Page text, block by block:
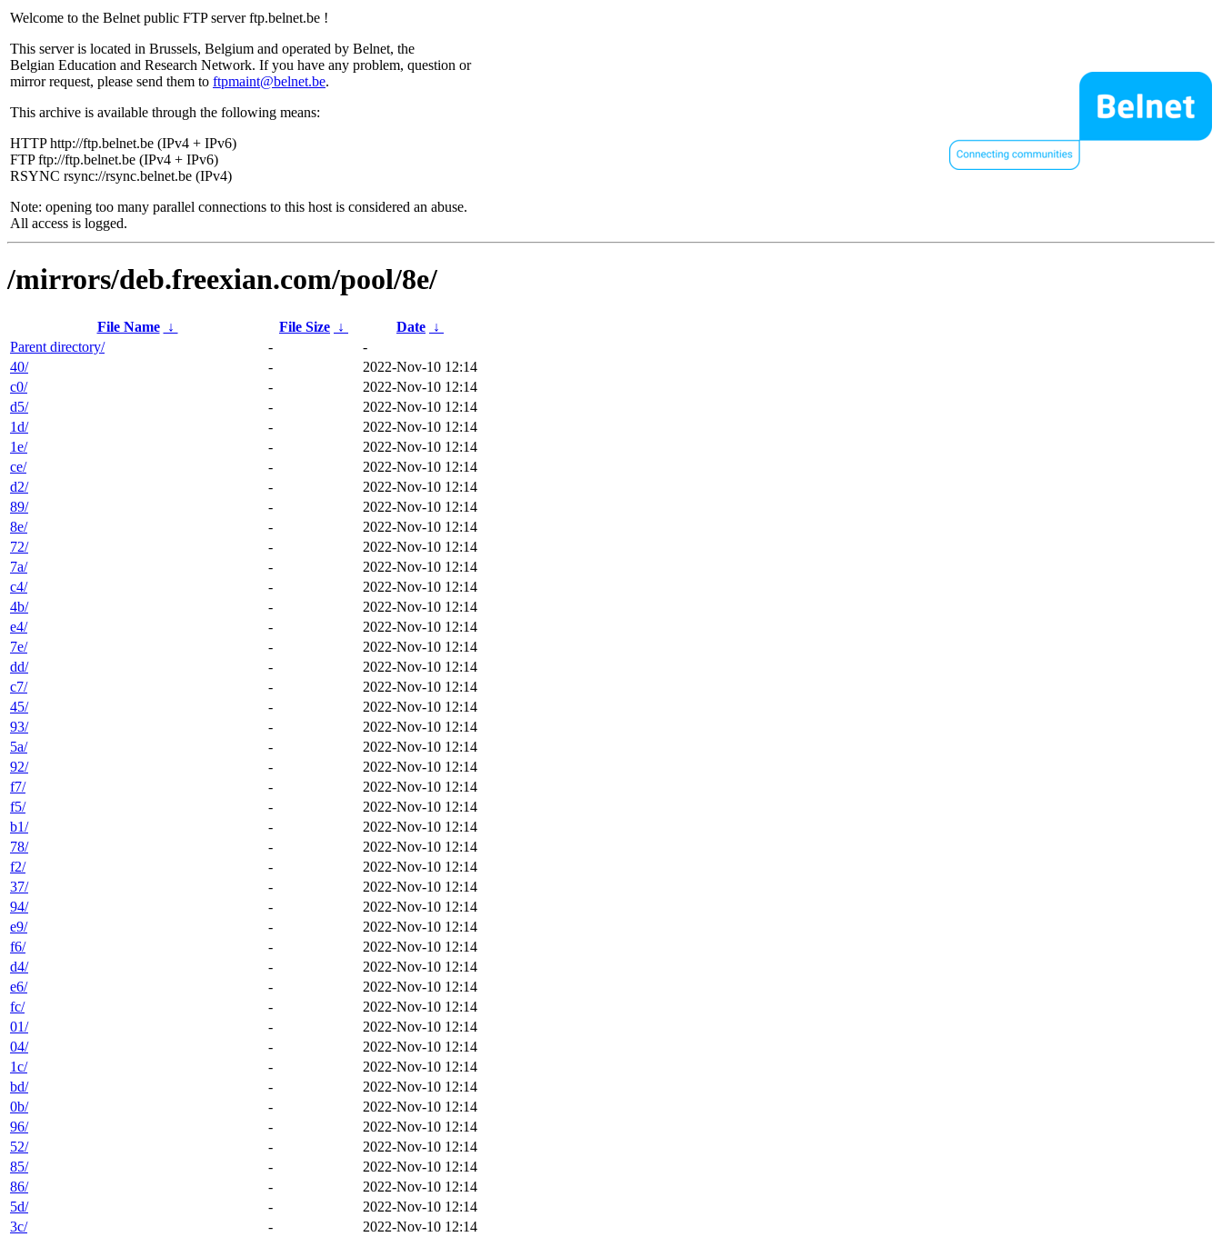
Welcome to the Belnet public FTP server ftp.belnet.be !
This server is located in Brussels, Belgium and operated by Belnet, the
Belgian Education and Research Network. If you have any problem, question or
mirror request, please send them to ftpmaint@belnet.be.
This archive is available through the following means:
HTTP http://ftp.belnet.be (IPv4 + IPv6)
FTP ftp://ftp.belnet.be (IPv4 + IPv6)
RSYNC rsync://rsync.belnet.be (IPv4)
Note: opening too many parallel connections to this host is considered an abuse.
All access is logged.
/mirrors/deb.freexian.com/pool/8e/
File Name ↓ File Size ↓ Date ↓
Parent directory/
-
-
40/
-
2022-Nov-10 12:14
c0/
-
2022-Nov-10 12:14
d5/
-
2022-Nov-10 12:14
1d/
-
2022-Nov-10 12:14
1e/
-
2022-Nov-10 12:14
ce/
-
2022-Nov-10 12:14
d2/
-
2022-Nov-10 12:14
89/
-
2022-Nov-10 12:14
8e/
-
2022-Nov-10 12:14
72/
-
2022-Nov-10 12:14
7a/
-
2022-Nov-10 12:14
c4/
-
2022-Nov-10 12:14
4b/
-
2022-Nov-10 12:14
e4/
-
2022-Nov-10 12:14
7e/
-
2022-Nov-10 12:14
dd/
-
2022-Nov-10 12:14
c7/
-
2022-Nov-10 12:14
45/
-
2022-Nov-10 12:14
93/
-
2022-Nov-10 12:14
5a/
-
2022-Nov-10 12:14
92/
-
2022-Nov-10 12:14
f7/
-
2022-Nov-10 12:14
f5/
-
2022-Nov-10 12:14
b1/
-
2022-Nov-10 12:14
78/
-
2022-Nov-10 12:14
f2/
-
2022-Nov-10 12:14
37/
-
2022-Nov-10 12:14
94/
-
2022-Nov-10 12:14
e9/
-
2022-Nov-10 12:14
f6/
-
2022-Nov-10 12:14
d4/
-
2022-Nov-10 12:14
e6/
-
2022-Nov-10 12:14
fc/
-
2022-Nov-10 12:14
01/
-
2022-Nov-10 12:14
04/
-
2022-Nov-10 12:14
1c/
-
2022-Nov-10 12:14
bd/
-
2022-Nov-10 12:14
0b/
-
2022-Nov-10 12:14
96/
-
2022-Nov-10 12:14
52/
-
2022-Nov-10 12:14
85/
-
2022-Nov-10 12:14
86/
-
2022-Nov-10 12:14
5d/
-
2022-Nov-10 12:14
3c/
-
2022-Nov-10 12:14